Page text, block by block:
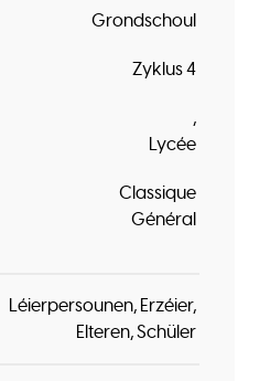
Grondschoul
Zyklus 4
Lycée
Classique
Général
Léierpersounen Erzéier
Elteren Schüler